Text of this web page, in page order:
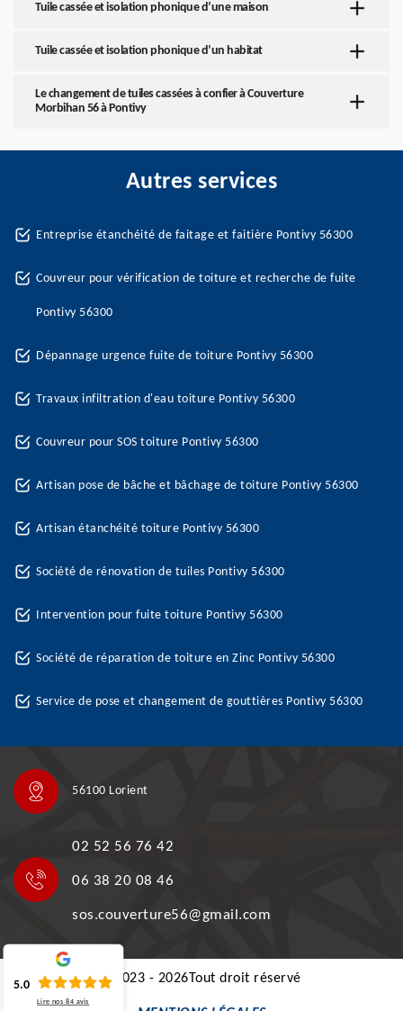
Tuile cassée et isolation phonique d’une maison
Tuile cassée et isolation phonique d’un habitat
Le changement de tuiles cassées à confier à Couverture
Morbihan 56 à Pontivy
Autres services
Entreprise étanchéité de faitage et faitière Pontivy 56300
Couvreur pour vérification de toiture et recherche de fuite
Pontivy 56300
Dépannage urgence fuite de toiture Pontivy 56300
Travaux infiltration d'eau toiture Pontivy 56300
Couvreur pour SOS toiture Pontivy 56300
Artisan pose de bâche et bâchage de toiture Pontivy 56300
Artisan étanchéité toiture Pontivy 56300
Société de rénovation de tuiles Pontivy 56300
Intervention pour fuite toiture Pontivy 56300
Société de réparation de toiture en Zinc Pontivy 56300
Service de pose et changement de gouttières Pontivy 56300
56100 Lorient
02 52 56 76 42
06 38 20 08 46
sos.couverture56@gmail.com
©2023 - 2026Tout droit réservé
5.0
Lire nos84 avis